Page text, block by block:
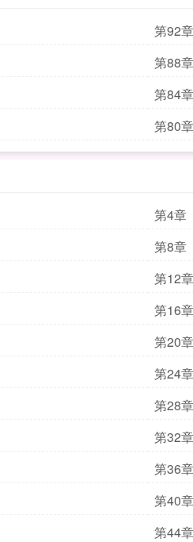
第92章
第88章
第84章
第80章
第4章
第8章
第12章
第16章
第20章
第24章
第28章
第32章
第36章
第40章
第44章